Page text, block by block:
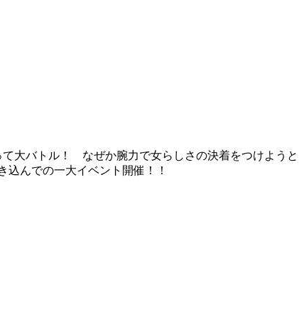
大バトル！ なぜか腕力で女らしさの決着をつけようと
んでの一大イベント開催！！